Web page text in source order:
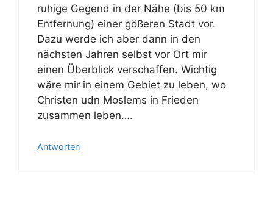
ruhige Gegend in der Nähe (bis 50 km
Entfernung) einer gößeren Stadt vor.
Dazu werde ich aber dann in den
nächsten Jahren selbst vor Ort mir
einen Überblick verschaffen. Wichtig
wäre mir in einem Gebiet zu leben, wo
Christen udn Moslems in Frieden
zusammen leben….
Antworten